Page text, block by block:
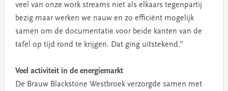
veel van onze work streams niet als elkaars tegenpartij
bezig maar werken we nauw en zo efficiënt mogelijk
samen om de documentatie voor beide kanten van de
tafel op tijd rond te krijgen. Dat ging uitstekend.”
Veel activiteit in de energiemarkt
De Brauw Blackstone Westbroek verzorgde samen met